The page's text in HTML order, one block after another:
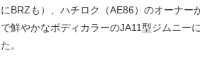
にBRZも）、ハチロク（AE86）のオーナー
で鮮やかなボディカラーのJA11型ジムニー
た。